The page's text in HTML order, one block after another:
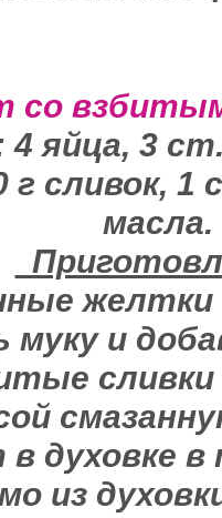
со
4 яйца, 3
г сливок, 1
масла.
желтки
муку и
духовке
из